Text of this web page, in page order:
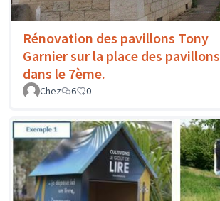
Rénovation des pavillons Tony
Garnier sur la place des pavillons
dans le 7ème.
Chez 6 0